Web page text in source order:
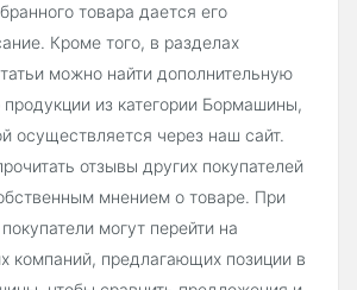
товара дается его
Кроме того, в разделах
можно найти дополнительную
из категории Бормашины,
осуществляется через наш сайт.
отзывы других покупателей
мнением о товаре. При
могут перейти на
компаний, предлагающих позиции в